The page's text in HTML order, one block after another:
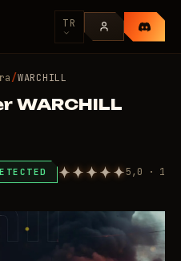
TR
/WARCHILL
WARCHILL
5,0 · 1